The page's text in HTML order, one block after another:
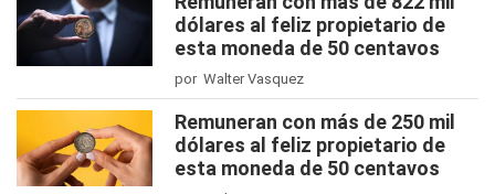
dólares al feliz propietario de
esta moneda de 50 centavos
por Walter Vasquez
Remuneran con más de 250 mil
dólares al feliz propietario de
esta moneda de 50 centavos